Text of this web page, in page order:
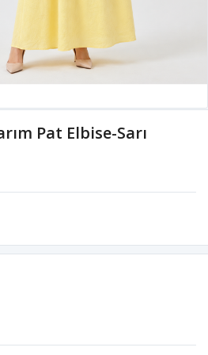
Pat Elbise-Sarı